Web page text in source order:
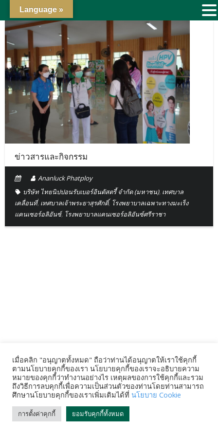
ข่าวสารและกิจกรรม
Ananluck Phatploy
บริษัท ไทยนิปปอนรับเบอร์อินดัสตรี้ จำกัด (มหาชน), เทศบาล
เคลื่อนที่, เทศบาลเจ้าพระยาสุรศักดิ์, โรงพยาบาลเฉพาะทางมะเร็ง
แคนเซอร์อลิอันซ์, โรงพยาบาลแคนเซอร์อลิอันซ์ศรีราชา
เมื่อคลิก "อนุญาตทั้งหมด" ถือว่าท่านได้อนุญาตให้เราใช้คุกกี้
ตามนโยบายคุกกี้ของเรา นโยบายคุกกี้ของเราจะอธิบายความ
หมายของคุกกี้ว่าทำงานอย่างไร เหตุผลของการใช้คุกกี้และรวม
ถึงวิธีการลบคุกกี้เพื่อความเป็นส่วนตัวของท่านโดยท่านสามารถ
ศึกษานโยบายคุกกี้ของเราเพิ่มเติมได้ที่ นโยบาย Cookie
การตั้งค่าคุกกี้ ยอมรับคุกกี้ทั้งหมด
Language »